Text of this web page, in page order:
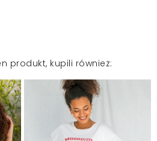
produkt, kupili również: